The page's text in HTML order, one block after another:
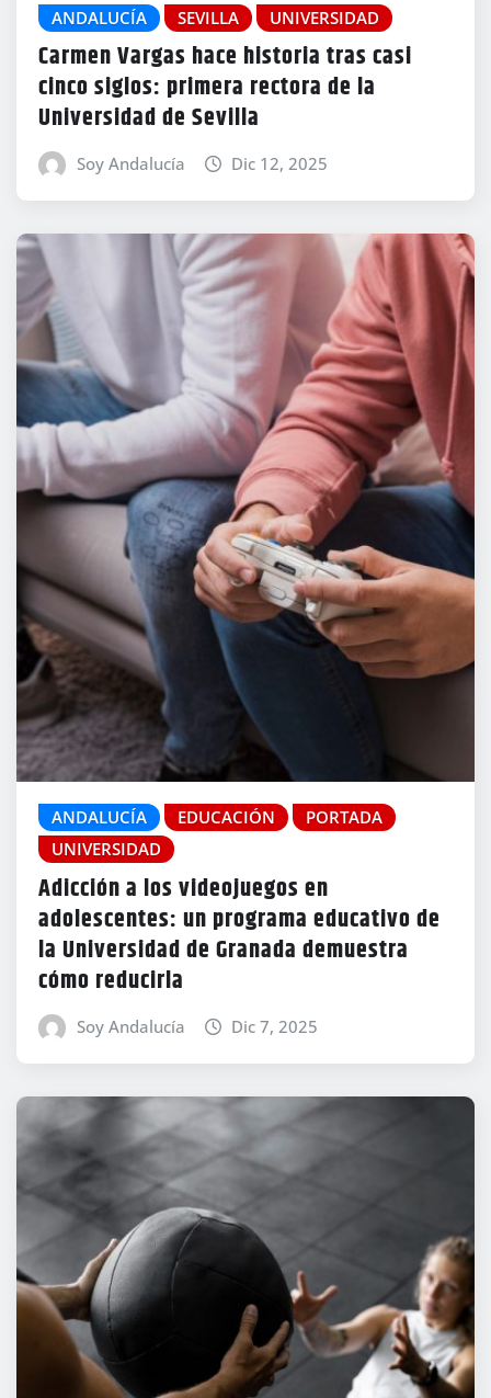
ANDALUCÍA SEVILLA UNIVERSIDAD
Carmen Vargas hace historia tras casi
cinco siglos: primera rectora de la
Universidad de Sevilla
Soy Andalucía Dic 12, 2025
ANDALUCÍA EDUCACIÓN
PORTADA
UNIVERSIDAD
Adicción a los videojuegos en
adolescentes: un programa educativo de
la Universidad de Granada demuestra
cómo reducirla
Soy Andalucía Dic 7, 2025